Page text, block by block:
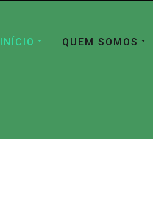
INÍCIO QUEM SOMOS